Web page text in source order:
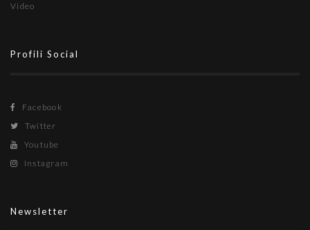
Video
Profili Social
Facebook
Twitter
Youtube
Instagram
Newsletter